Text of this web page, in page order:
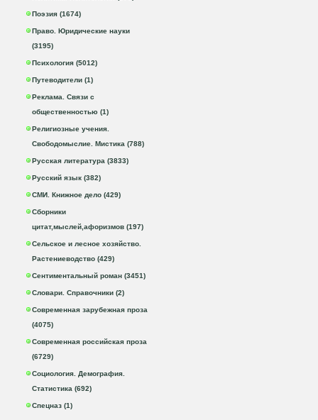
Поэзия (1674)
Право. Юридические науки
(3195)
Психология (5012)
Путеводители (1)
Реклама. Связи с
общественностью (1)
Религиозные учения.
Свободомыслие. Мистика (788)
Русская литература (3833)
Русский язык (382)
СМИ. Книжное дело (429)
Сборники
цитат,мыслей,афоризмов (197)
Сельское и лесное хозяйство.
Растениеводство (429)
Сентиментальный роман (3451)
Словари. Справочники (2)
Современная зарубежная проза
(4075)
Современная российская проза
(6729)
Социология. Демография.
Статистика (692)
Спецназ (1)